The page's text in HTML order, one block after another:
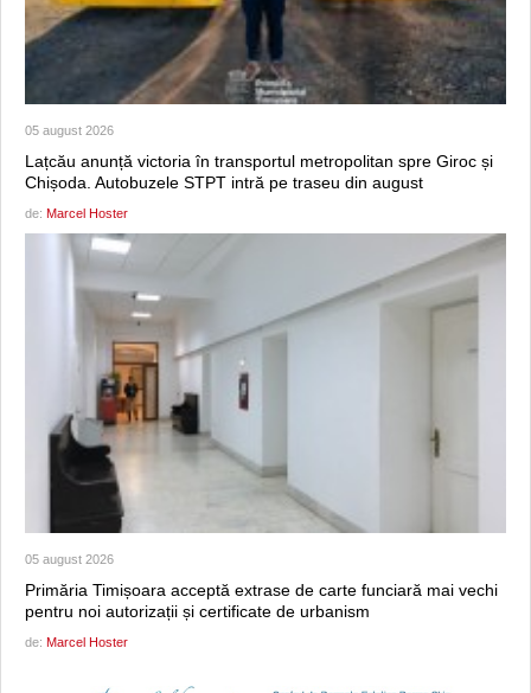
05 august 2026
Lațcău anunță victoria în transportul metropolitan spre Giroc și
Chișoda. Autobuzele STPT intră pe traseu din august
de: Marcel Hoster
05 august 2026
Primăria Timișoara acceptă extrase de carte funciară mai vechi
pentru noi autorizații și certificate de urbanism
de: Marcel Hoster